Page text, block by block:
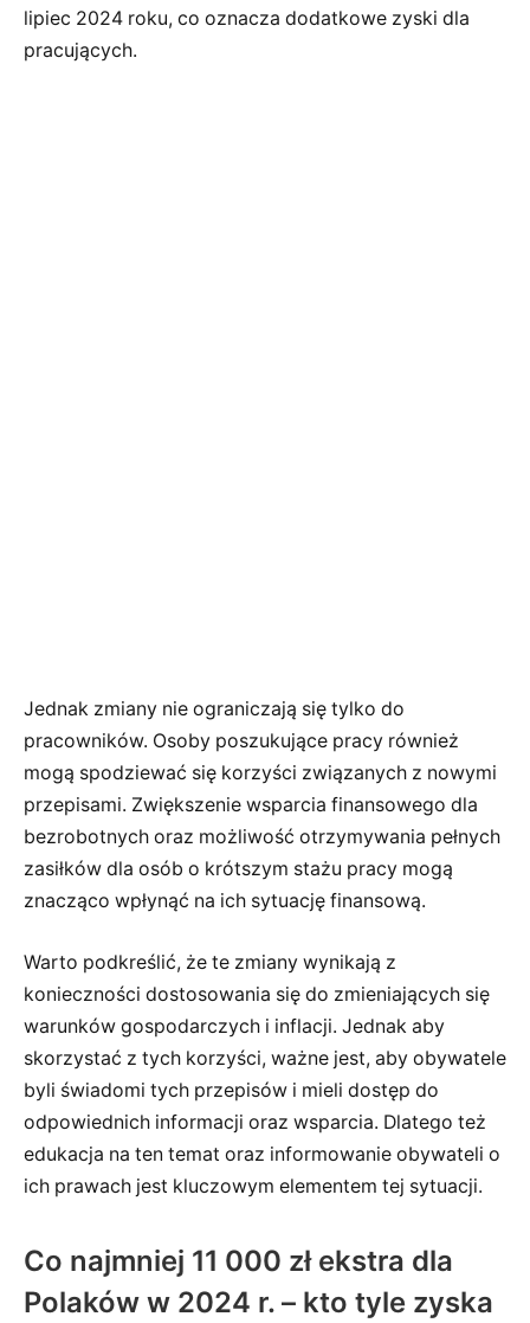
lipiec 2024 roku, co oznacza dodatkowe zyski dla
pracujących.
Jednak zmiany nie ograniczają się tylko do
pracowników. Osoby poszukujące pracy również
mogą spodziewać się korzyści związanych z nowymi
przepisami. Zwiększenie wsparcia finansowego dla
bezrobotnych oraz możliwość otrzymywania pełnych
zasiłków dla osób o krótszym stażu pracy mogą
znacząco wpłynąć na ich sytuację finansową.
Warto podkreślić, że te zmiany wynikają z
konieczności dostosowania się do zmieniających się
warunków gospodarczych i inflacji. Jednak aby
skorzystać z tych korzyści, ważne jest, aby obywatele
byli świadomi tych przepisów i mieli dostęp do
odpowiednich informacji oraz wsparcia. Dlatego też
edukacja na ten temat oraz informowanie obywateli o
ich prawach jest kluczowym elementem tej sytuacji.
Co najmniej 11 000 zł ekstra dla
Polaków w 2024 r. – kto tyle zyska